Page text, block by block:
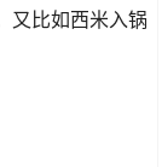
又比如西米入锅